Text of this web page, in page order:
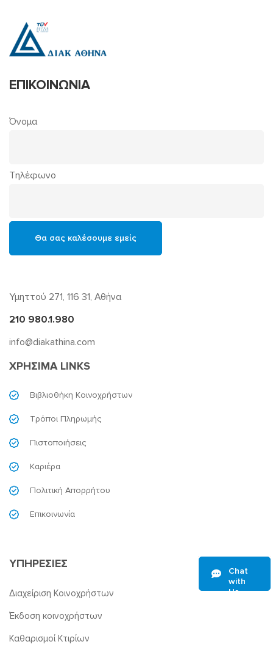
ΕΠΙΚΟΙΝΩΝΙΑ
Όνομα
Τηλέφωνο
Υμηττού 271, 116 31, Αθήνα
210 980.1.980
info@diakathina.com
ΧΡΗΣΙΜΑ LINKS
Βιβλιοθήκη Κοινοχρήστων
Τρόποι Πληρωμής
Πιστοποιήσεις
Καριέρα
Πολιτική Απορρήτου
Επικοινωνία
ΥΠΗΡΕΣΙΕΣ
Διαχείριση Κοινοχρήστων
Έκδοση κοινοχρήστων
Καθαρισμοί Κτιρίων
Chat
with
Us